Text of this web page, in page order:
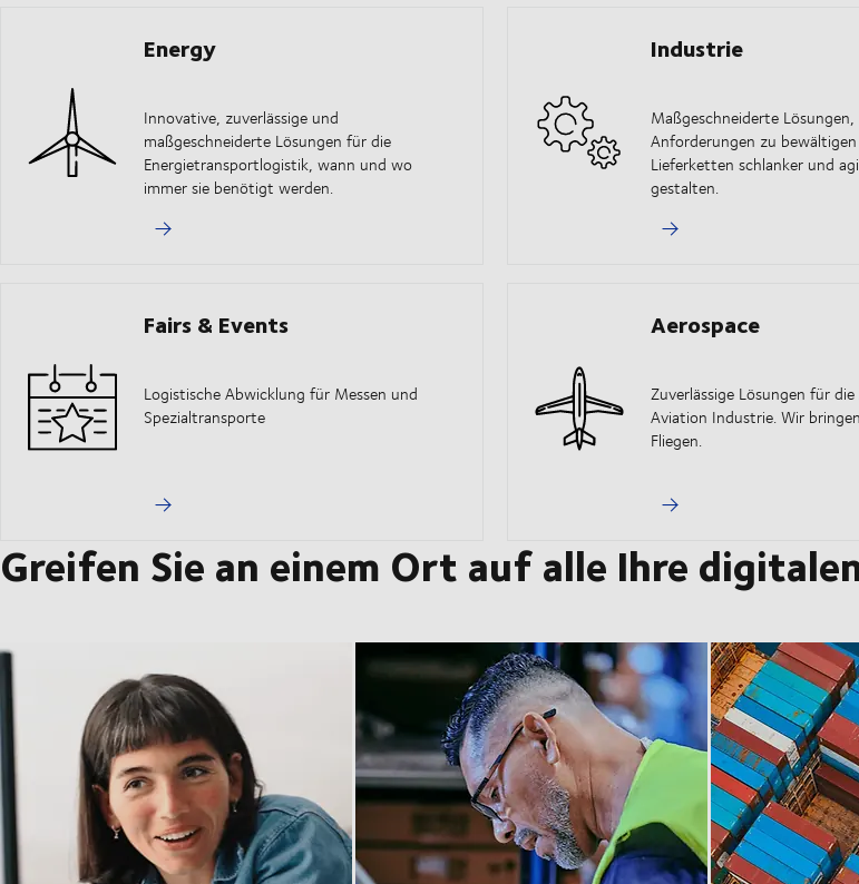
Energy
Innovative, zuverlässige und
maßgeschneiderte Lösungen für die
Energietransportlogistik, wann und wo
immer sie benötigt werden.
Industrie
Maßgeschneiderte
Anforderungen zu
Lieferketten schlanker und
gestalten.
Fairs & Events
Logistische Abwicklung für Messen und
Spezialtransporte
Aerospace
Zuverlässige Lösungen für
Aviation Industrie. Wir
Fliegen.
Greifen Sie an einem Ort auf alle Ihre